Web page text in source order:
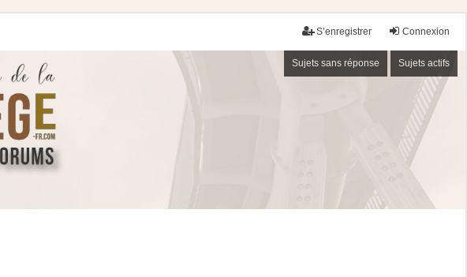
Connexion
S’enregistrer
Sujets sans réponse Sujets actifs